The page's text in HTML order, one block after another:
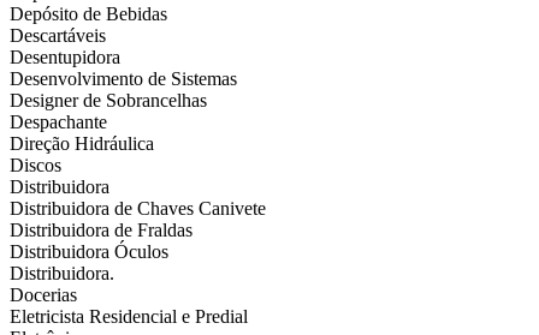
Depósito de Bebidas
Descartáveis
Desentupidora
Desenvolvimento de Sistemas
Designer de Sobrancelhas
Despachante
Direção Hidráulica
Discos
Distribuidora
Distribuidora de Chaves Canivete
Distribuidora de Fraldas
Distribuidora Óculos
Distribuidora.
Docerias
Eletricista Residencial e Predial